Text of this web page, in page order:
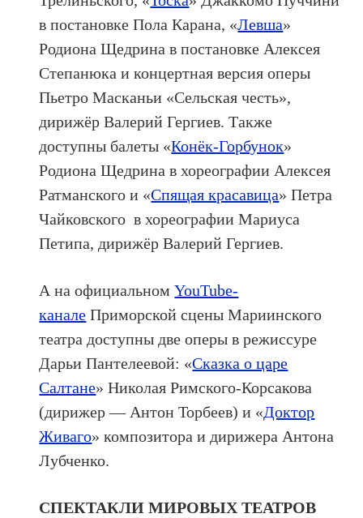
в постановке Пола Карана, «Левша»
Родиона Щедрина в постановке Алексея
Степанюка и концертная версия оперы
Пьетро Масканьи «Сельская честь»,
дирижёр Валерий Гергиев. Также
доступны балеты «Конёк-Горбунок»
Родиона Щедрина в хореографии Алексея
Ратманского и «Спящая красавица» Петра
Чайковского в хореографии Мариуса
Петипа, дирижёр Валерий Гергиев.
А на официальномYouTube-
канале Приморской сцены Мариинского
театра доступны две оперы в режиссуре
Дарьи Пантелеевой: «Сказка о царе
Салтане» Николая Римского-Корсакова
(дирижер — Антон Торбеев) и «Доктор
Живаго» композитора и дирижера Антона
Лубченко.
СПЕКТАКЛИ МИРОВЫХ ТЕАТРОВ